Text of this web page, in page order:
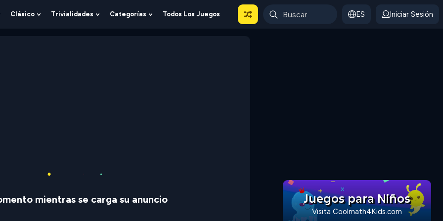
Show
Clásico
Show
Trivialidades
Show
Categorías
Show
Todos Los Juegos ES Iniciar Sesión
mientras se carga su anuncio Juegos para Niños
Visita Coolmath4Kids.com